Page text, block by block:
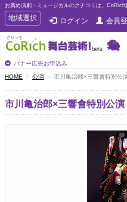
お薦め演劇・ミュージカルのクチコミは、CoRich
T
o
g
g
e
n
a
v
i
地域選択 ログイン 会員
バナー広告お申込み
HOME 公演 市川亀治郎×三響會特別公
市川亀治郎×三響會特別公